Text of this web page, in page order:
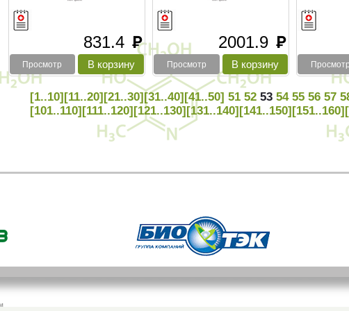
831.4 руб
Просмотр
2001.9 руб
Просмотр
[1..10][11..20][21..30][31..40][41..50] 51 52 53 54 55 56 57
[101..110][111..120][121..130][131..140][141..150][151..160]